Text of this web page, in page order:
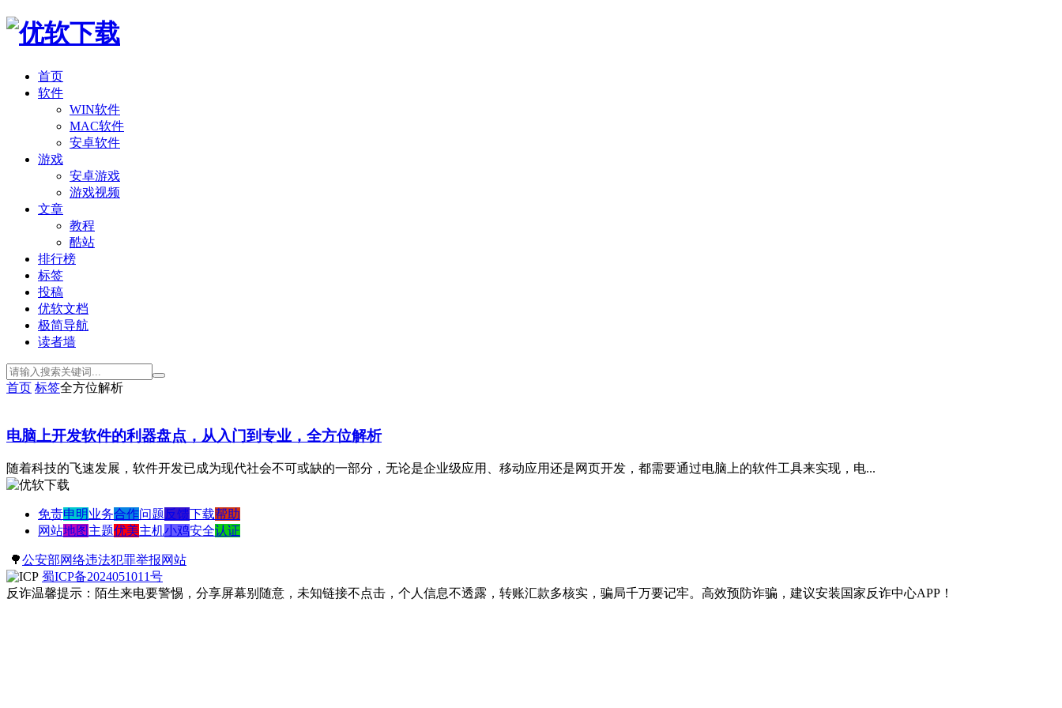
首页
软件
WIN软件
MAC软件
安卓软件
游戏
安卓游戏
游戏视频
文章
教程
酷站
排行榜
标签
投稿
优软文档
极简导航
读者墙
首页 标签全方位解析
电脑上开发软件的利器盘点，从入门到专业，全方位解析
随着科技的飞速发展，软件开发已成为现代社会不可或缺的一部分，无论是企业级应用、移动应用还是网页开发，都需要通过电脑上的软件工具来实现，电...
免责申明业务合作问题反馈下载帮助
网站地图 主题优美主机小鸡安全认证
🌳公安部网络违法犯罪举报网站
蜀ICP备2024051011号
反诈温馨提示：陌生来电要警惕，分享屏幕别随意，未知链接不点击，个人信息不透露，转账汇款多核实，骗局千万要记牢。高效预防诈骗，建议安装国家反诈中心APP！